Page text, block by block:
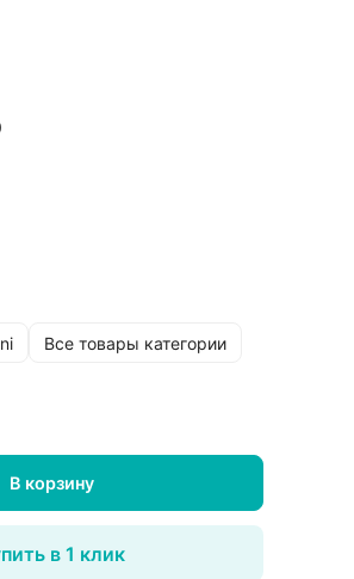
Все товары категории
В корзину
в 1 клик